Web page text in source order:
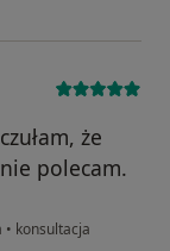
że
polecam.
• konsultacja